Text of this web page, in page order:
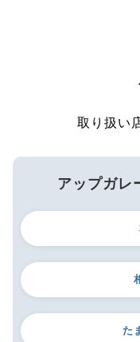
取り扱い
アップガレ
た